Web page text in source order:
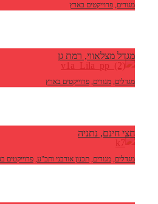
מגורים, פרוייקטים בארץ
מגדל מצלאווי, רמת גן
מגדלים, מגורים, פרוייקטים בארץ
חצי חינם, נתניה
מגדלים, מגורים, תכנון אורבני ותב"ע, פרוייקטים